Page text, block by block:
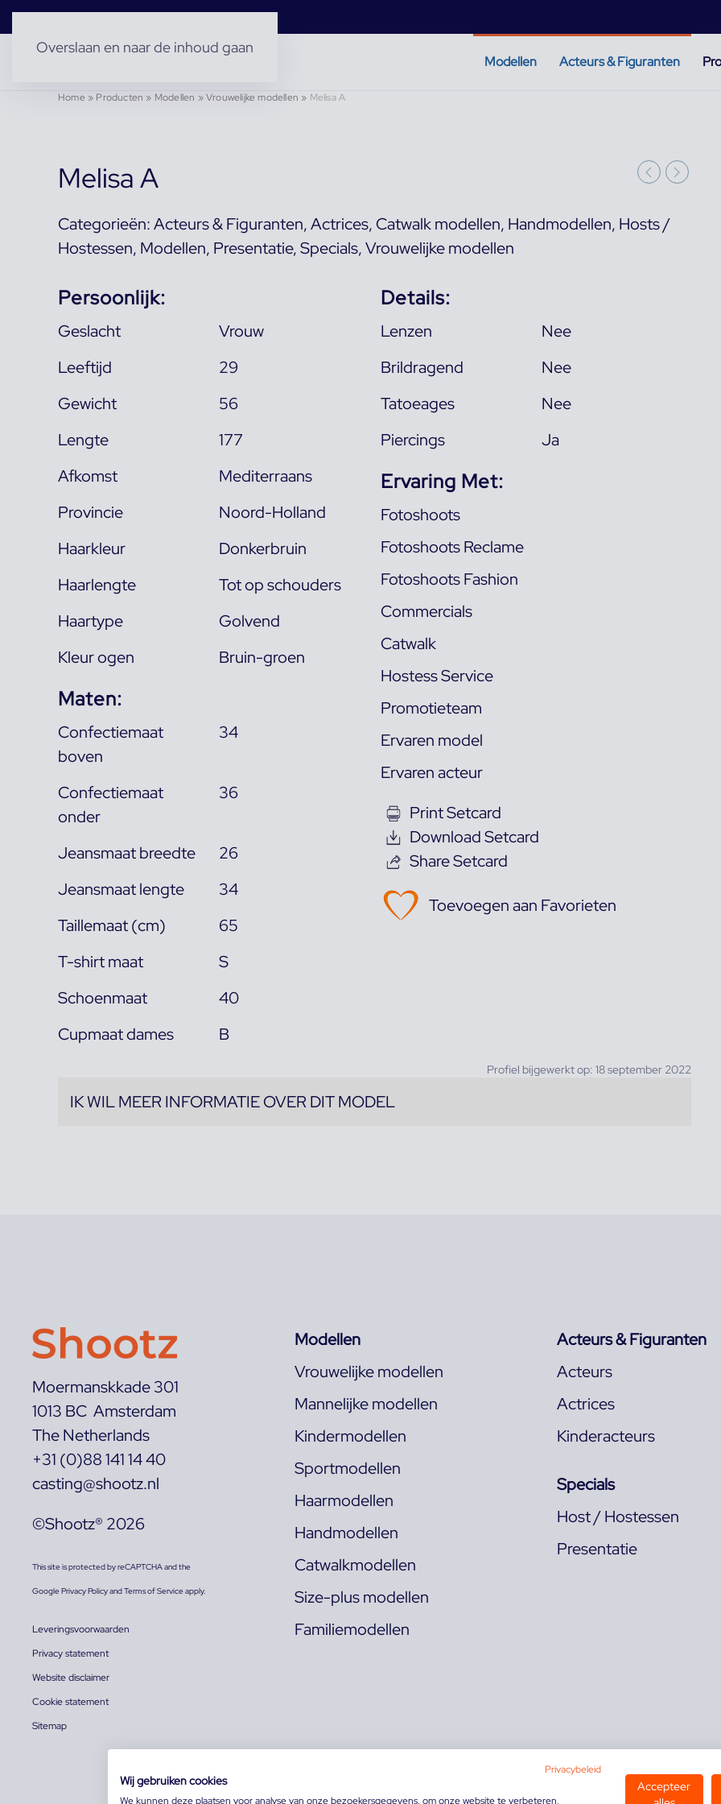
Overslaan en naar de inhoud gaan
Modellen Acteurs & Figuranten
Home» Producten » Modellen »Vrouwelijke modellen » Melisa A
Melisa A
Categorieën:Acteurs & Figuranten,Actrices, Catwalk modellen, Handmodellen, Hosts /
Hostessen, Modellen, Presentatie,Specials,Vrouwelijke modellen
Persoonlijk:
Geslacht
Vrouw
Leeftijd
29
Gewicht
56
Lengte
177
Afkomst
Mediterraans
Provincie
Noord-Holland
Haarkleur
Donkerbruin
Haarlengte
Tot op schouders
Haartype
Golvend
Kleur ogen
Bruin-groen
Maten:
Confectiemaat
boven
34
Confectiemaat
onder
36
Jeansmaat breedte
26
Jeansmaat lengte
34
Taillemaat (cm)
65
T-shirt maat
S
Schoenmaat
40
Cupmaat dames
B
Details:
Lenzen
Nee
Brildragend
Nee
Tatoeages
Nee
Piercings
Ja
Ervaring Met:
Fotoshoots
Fotoshoots Reclame
Fotoshoots Fashion
Commercials
Catwalk
Hostess Service
Promotieteam
Ervaren model
Ervaren acteur
Print Setcard
Download Setcard
Share Setcard
Toevoegen aan Favorieten
Profiel bijgewerkt op: 18 september 2022
IK WIL MEER INFORMATIE OVER DIT MODEL
Moermanskkade 301
1013 BC Amsterdam
The Netherlands
+31 (0)88 141 14 40
casting@shootz.nl
©Shootz® 2026
This site is protected by reCAPTCHA and the
GooglePrivacy PolicyandTerms of Serviceapply.
Leveringsvoorwaarden
Privacy statement
Website disclaimer
Cookie statement
Sitemap
Modellen
Vrouwelijke modellen
Mannelijke modellen
Kindermodellen
Sportmodellen
Haarmodellen
Handmodellen
Catwalkmodellen
Size-plus modellen
Familiemodellen
Acteurs & Figuranten
Acteurs
Actrices
Kinderacteurs
Specials
Host / Hostessen
Presentatie
Privacybeleid
Wij gebruiken cookies
We kunnen deze plaatsen voor analyse van onze bezoekersgegevens, om onze website te verbeteren,
Accepteer